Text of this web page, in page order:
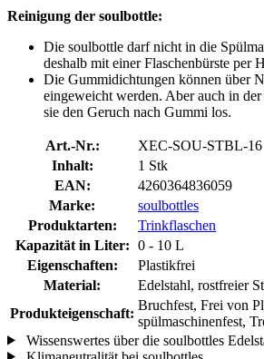
Reinigung der soulbottle:
Die soulbottle darf nicht in die
deshalb mit einer Flaschenbürste per
Die Gummidichtungen können über
eingeweicht werden. Aber auch in
sie den Geruch nach Gummi los.
Art.-Nr.:
XEC-SOU-STBL-16
Inhalt:
1 Stk
EAN:
4260364836059
Marke:
soulbottles
Produktarten:
Trinkflaschen
Kapazität in Liter: 0 - 10 L
Eigenschaften:
Plastikfrei
Material:
Edelstahl, rostfreier
Produkteigenschaft:
Bruchfest, Frei von
spülmaschinenfest,
Wissenswertes über die soulbottles